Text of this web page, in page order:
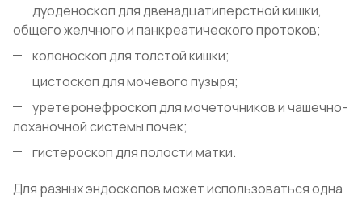
дуоденоскоп для двенадцатиперстной кишки,
общего желчного и панкреатического протоков;
колоноскоп для толстой кишки;
цистоскоп для мочевого пузыря;
уретеронефроскоп для мочеточников и чашечно-
лоханочной системы почек;
гистероскоп для полости матки.
Для разных эндоскопов может использоваться одна